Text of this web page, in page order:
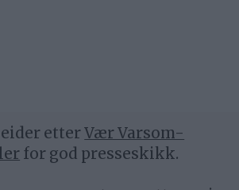
etterVær Varsom-
for god presseskikk.